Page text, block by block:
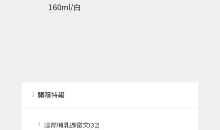
160ml/白
開箱特報
國際哺乳週徵文(32)